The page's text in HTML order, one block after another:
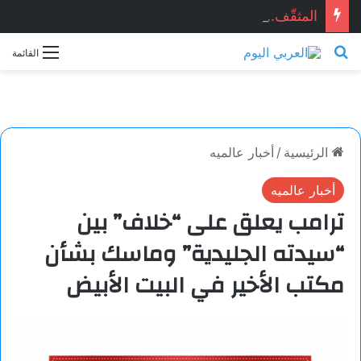
المثقّف.. قصيدة للشاعر السوري: ماجد الراوي
القائمة بحث عن
الرئيسية / أخبار عالميه
أخبار عالميه
ترامب يعلق على “خلاف” بين
“سيدته الجليدية” وماسك بشأن
مكتب الأخير في البيت الأبيض